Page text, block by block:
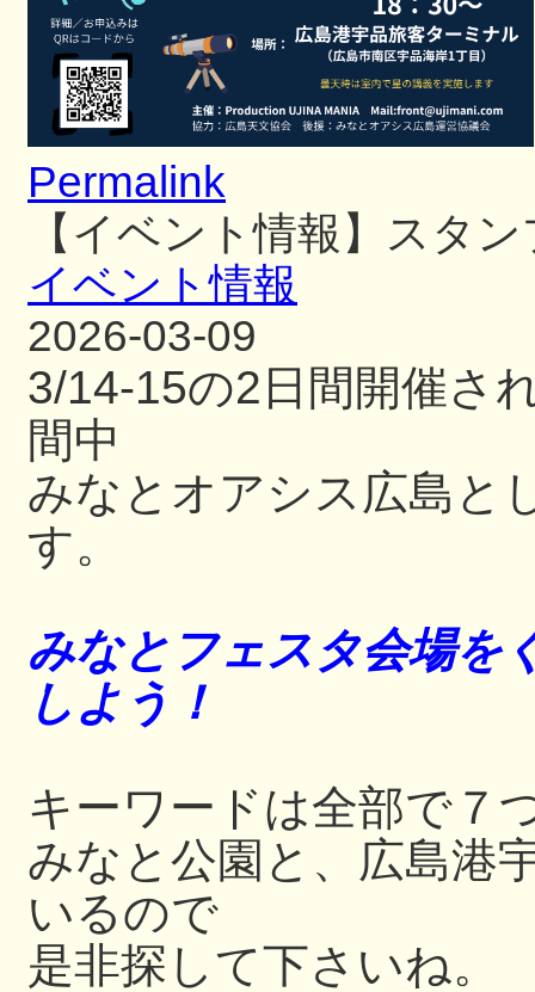
Permalink
【イベント情報】スタ
イベント情報
2026-03-09
3/14-15の2日間開催さ
間中
みなとオアシス広島と
す。
みなとフェスタ会場を
しよう！
キーワードは全部
みなと公園と、広島港
いるので
是非探して下さいね。